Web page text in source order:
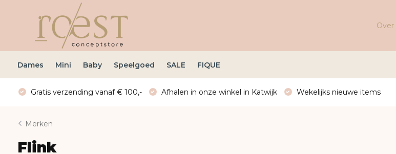
Over
Dames Mini Baby Speelgoed SALE FIQUE
Gratis verzending vanaf € 100,- Afhalen in onze winkel in Katwijk Wekelijks nieuwe items
Merken
Flink